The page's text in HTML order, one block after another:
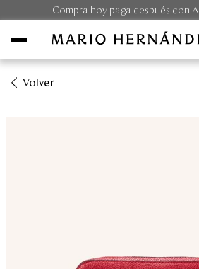
Compra hoy paga después con
Volver